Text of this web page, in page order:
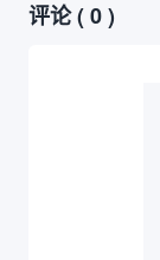
价格查询域...
评论( 0 )